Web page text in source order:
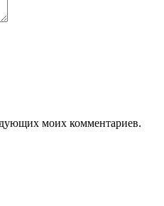
моих комментариев.